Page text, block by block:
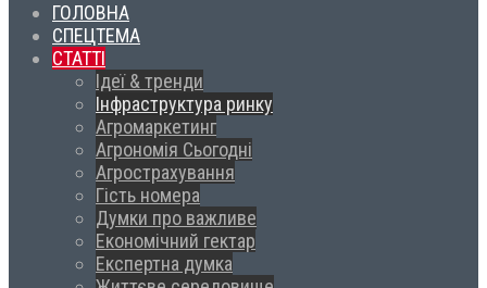
ГОЛОВНА
СПЕЦТЕМА
СТАТТІ
Ідеї & тренди
Інфраструктура ринку
Агромаркетинг
Агрономія Сьогодні
Агрострахування
Гість номера
Думки про важливе
Економічний гектар
Експертна думка